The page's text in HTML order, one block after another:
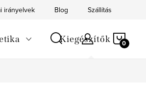
irányelvek Blog Szállítás
Kiegészítők